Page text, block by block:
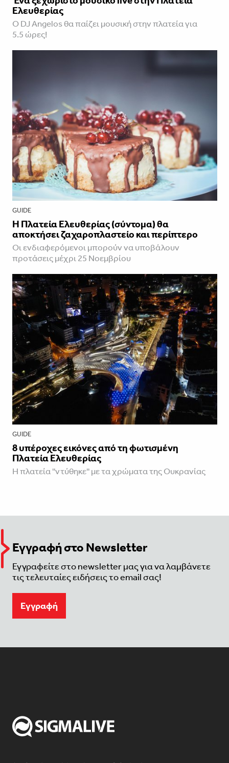
Ελευθερίας
Ο DJ Angelos θα παίζει μουσική στην πλατεία για
5.5 ώρες!
GUIDE
Η Πλατεία Ελευθερίας (σύντομα) θα
αποκτήσει ζαχαροπλαστείο και περίπτερο
Οι ενδιαφερόμενοι μπορούν να υποβάλουν
προτάσεις μέχρι 25 Νοεμβρίου
GUIDE
8 υπέροχες εικόνες από τη φωτισμένη
Πλατεία Ελευθερίας
Η πλατεία ''ντύθηκε'' με τα χρώματα της Ουκρανίας
Εγγραφή στο Newsletter
Εγγραφείτε στο newsletter μας για να λαμβάνετε
τις τελευταίες ειδήσεις το email σας!
Eγγραφή